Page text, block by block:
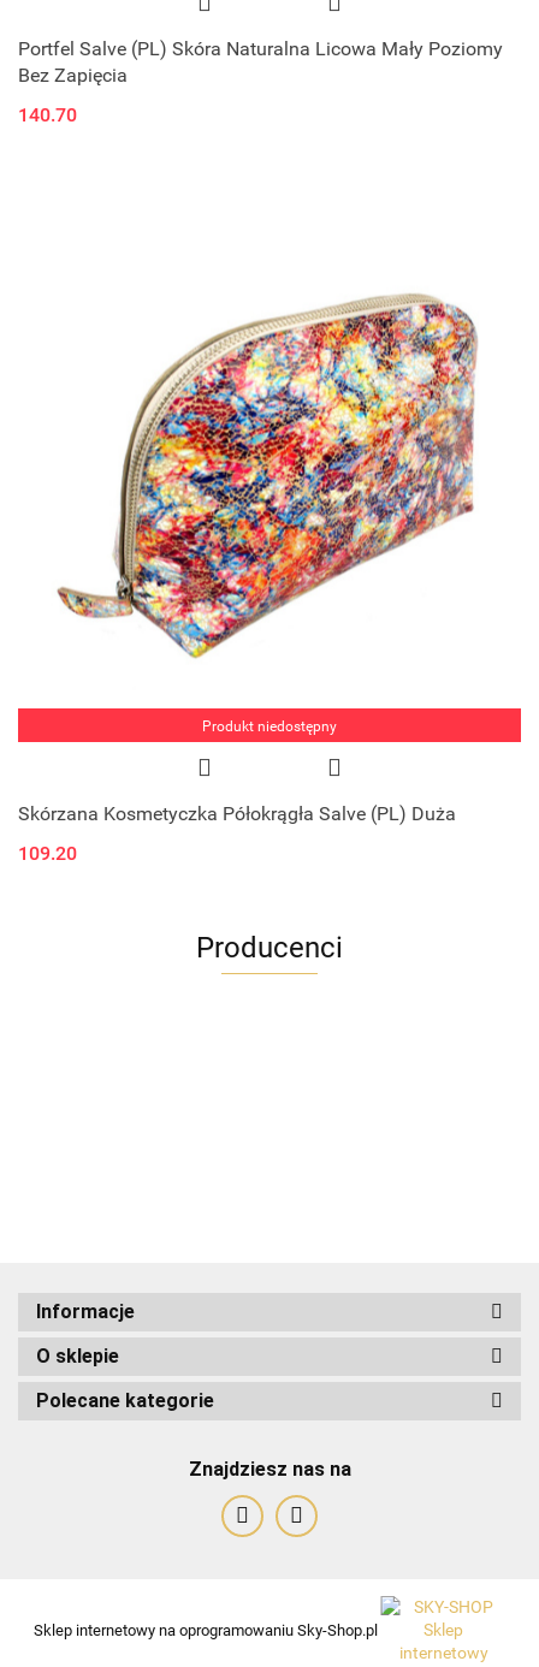
Portfel Salve (PL) Skóra Naturalna Licowa Mały Poziomy
Bez Zapięcia
140.70
Produkt niedostępny
Skórzana Kosmetyczka Półokrągła Salve (PL) Duża
109.20
Producenci
ALBATROSS
Informacje
O sklepie
Polecane kategorie
Znajdziesz nas na
Sklep internetowy na oprogramowaniu Sky-Shop.pl